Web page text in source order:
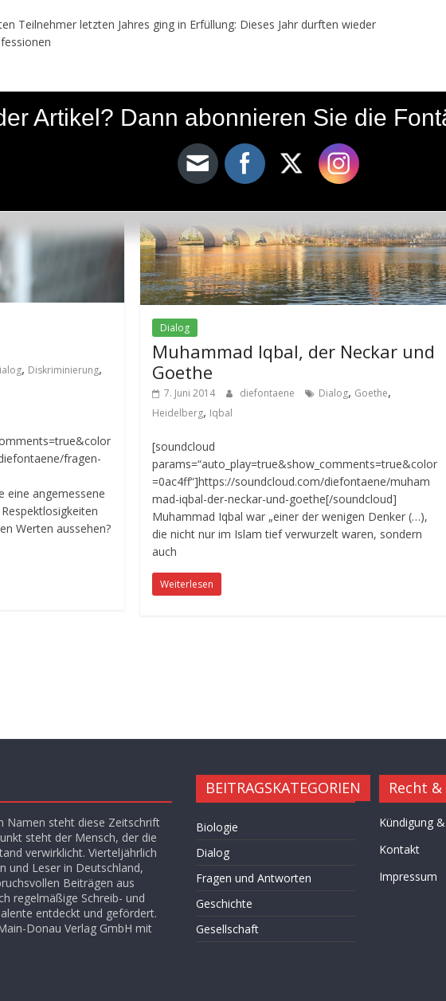
Teilnehmer letzten Jahres ging in Erfüllung: Dieses Jahr durften wieder
, Diskriminierung,
fragen-
eine angemessene
Werten aussehen?
Dialog
Muhammad Iqbal, der Neckar und
Goethe
7. Juni 2014 diefontaene Dialog, Goethe,
Heidelberg, Iqbal
[soundcloud
params=“auto_play=true&show_comments=true&color
=0ac4ff“]https://soundcloud.com/diefontaene/muham
mad-iqbal-der-neckar-und-goethe[/soundcloud]
Muhammad Iqbal war „einer der wenigen Denker (…),
die nicht nur im Islam tief verwurzelt waren, sondern
auch
Weiterlesen
Namen steht diese Zeitschrift
steht der Mensch, der die
verwirklicht. Vierteljährlich
und Leser in Deutschland,
Beiträgen aus
regelmäßige Schreib- und
entdeckt und gefördert.
Donau Verlag GmbH mit
BEITRAGSKATEGORIEN
Biologie
Dialog
Fragen und Antworten
Geschichte
Gesellschaft
Recht
Kündigung
Kontakt
Impressum
Artikel? Dann abonnieren Sie die